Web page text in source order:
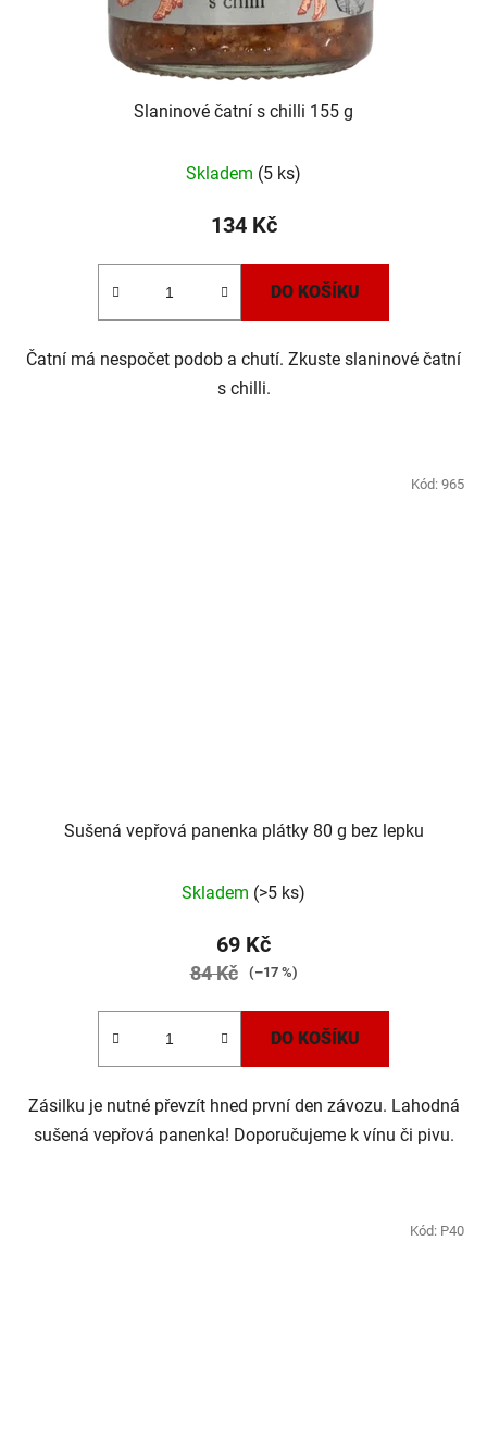
Slaninové čatní s chilli 155 g
Skladem (5 ks)
134 Kč
DO KOŠÍKU
Čatní má nespočet podob a chutí. Zkuste slaninové čatní
s chilli.
Sušená vepřová panenka plátky 80 g bez lepku
Skladem (>5 ks)
69 Kč
84 Kč (–17 %)
DO KOŠÍKU
Zásilku je nutné převzít hned první den závozu. Lahodná
sušená vepřová panenka! Doporučujeme k vínu či pivu.
Kód: 965
Kód: P40